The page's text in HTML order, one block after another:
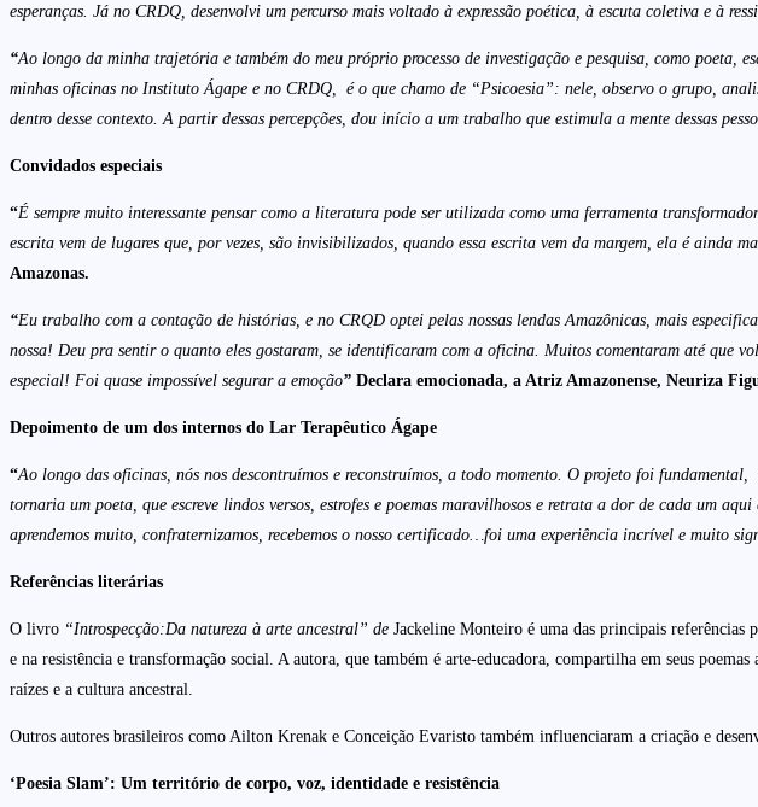
esperanças. Já no CRDQ, desenvolvi um percurso mais voltado à expressão poética, à escuta coletiva e à
“Ao longo da minha trajetória e também do meu próprio processo de investigação e pesquisa, como poeta,
minhas oficinas no Instituto Ágape e no CRDQ, é o que chamo de “Psicoesia”: nele, observo o grupo,
dentro desse contexto. A partir dessas percepções, dou início a um trabalho que estimula a mente dessas
Convidados especiais
“É sempre muito interessante pensar como a literatura pode ser utilizada como uma ferramenta
escrita vem de lugares que, por vezes, são invisibilizados, quando essa escrita vem da margem, ela é ainda
Amazonas.
“Eu trabalho com a contação de histórias, e no CRQD optei pelas nossas lendas Amazônicas, mais
nossa! Deu pra sentir o quanto eles gostaram, se identificaram com a oficina. Muitos comentaram até que
especial! Foi quase impossível segurar a emoção” Declara emocionada, a Atriz Amazonense, Neuriza
Depoimento de um dos internos do Lar Terapêutico Ágape
“Ao longo das oficinas, nós nos descontruímos e reconstruímos, a todo momento. O projeto foi
tornaria um poeta, que escreve lindos versos, estrofes e poemas maravilhosos e retrata a dor de cada um
aprendemos muito, confraternizamos, recebemos o nosso certificado…foi uma experiência incrível e muito
Referências literárias
O livro “Introspecção:Da natureza à arte ancestral” de Jackeline Monteiro é uma das principais referências
e na resistência e transformação social. A autora, que também é arte-educadora, compartilha em seus
raízes e a cultura ancestral.
Outros autores brasileiros como Ailton Krenak e Conceição Evaristo também influenciaram a criação e
‘Poesia Slam’: Um território de corpo, voz, identidade e resistência